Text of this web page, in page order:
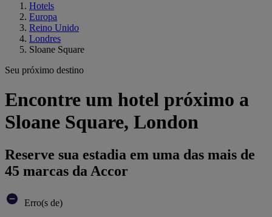
Hotels
Europa
Reino Unido
Londres
Sloane Square
Seu próximo destino
Encontre um hotel próximo a
Sloane Square, London
Reserve sua estadia em uma das mais de
45 marcas da Accor
Erro(s de)